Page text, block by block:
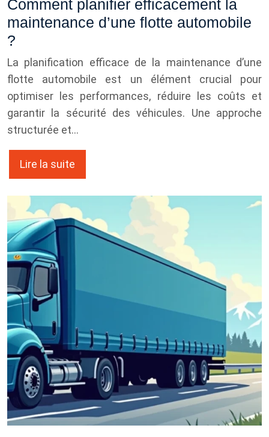
Comment planifier efficacement la
maintenance d’une flotte automobile
?
La planification efficace de la maintenance d’une
flotte automobile est un élément crucial pour
optimiser les performances, réduire les coûts et
garantir la sécurité des véhicules. Une approche
structurée et…
Lire la suite